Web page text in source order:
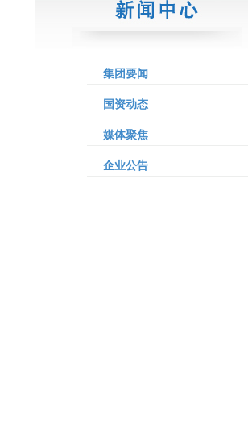
集团要闻
国资动态
媒体聚焦
企业公告